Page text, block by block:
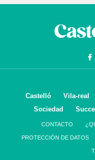
Castelló Vila-real
Sociedad
CONTACTO
PROTECCIÓN DE DATOS